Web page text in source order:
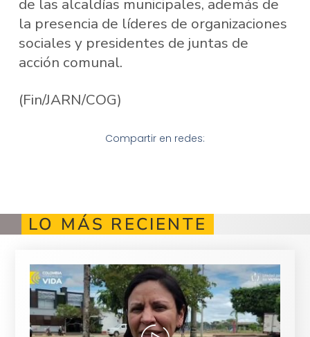
de las alcaldías municipales, además de
la presencia de líderes de organizaciones
sociales y presidentes de juntas de
acción comunal.
(Fin/JARN/COG)
Compartir en redes:
LO MÁS RECIENTE